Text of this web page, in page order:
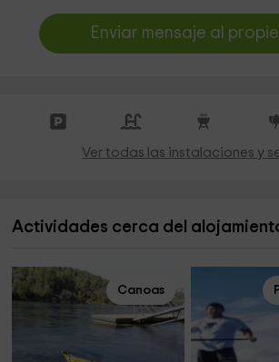
Enviar mensaje al
Ver todas las instalaciones y
Actividades cerca del
Canoas